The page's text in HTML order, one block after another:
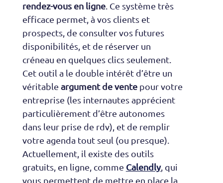
rendez-vous en ligne. Ce système très
efficace permet, à vos clients et
prospects, de consulter vos futures
disponibilités, et de réserver un
créneau en quelques clics seulement.
Cet outil a le double intérêt d’être un
véritable argument de vente pour votre
entreprise (les internautes apprécient
particulièrement d’être autonomes
dans leur prise de rdv), et de remplir
votre agenda tout seul (ou presque).
Actuellement, il existe des outils
gratuits, en ligne, comme Calendly, qui
vous permettent de mettre en place la